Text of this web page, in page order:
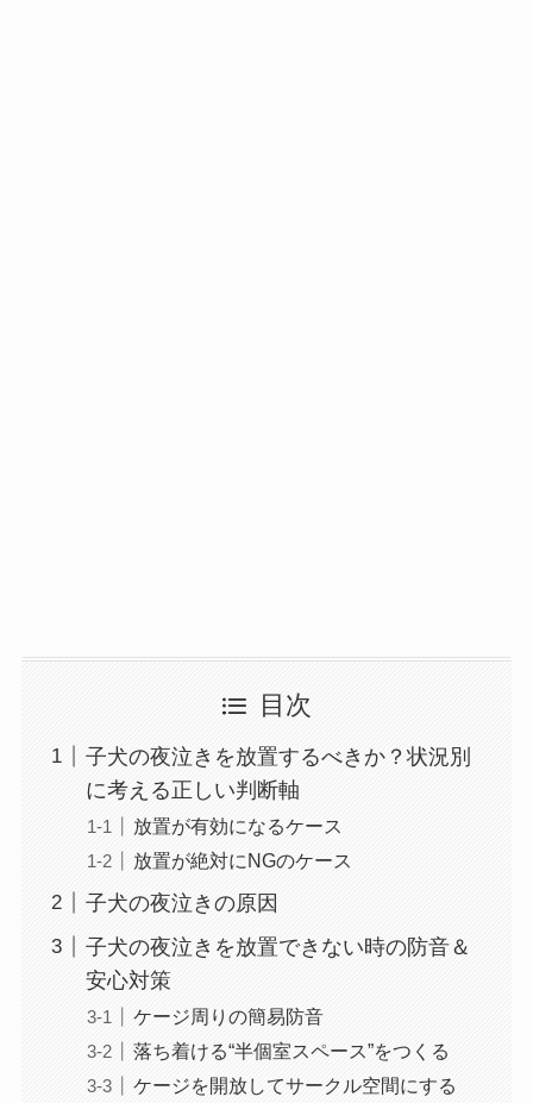
目次
子犬の夜泣きを放置するべきか？状況別
に考える正しい判断軸
放置が有効になるケース
放置が絶対にNGのケース
子犬の夜泣きの原因
子犬の夜泣きを放置できない時の防音＆
安心対策
ケージ周りの簡易防音
落ち着ける“半個室スペース”をつくる
ケージを開放してサークル空間にする